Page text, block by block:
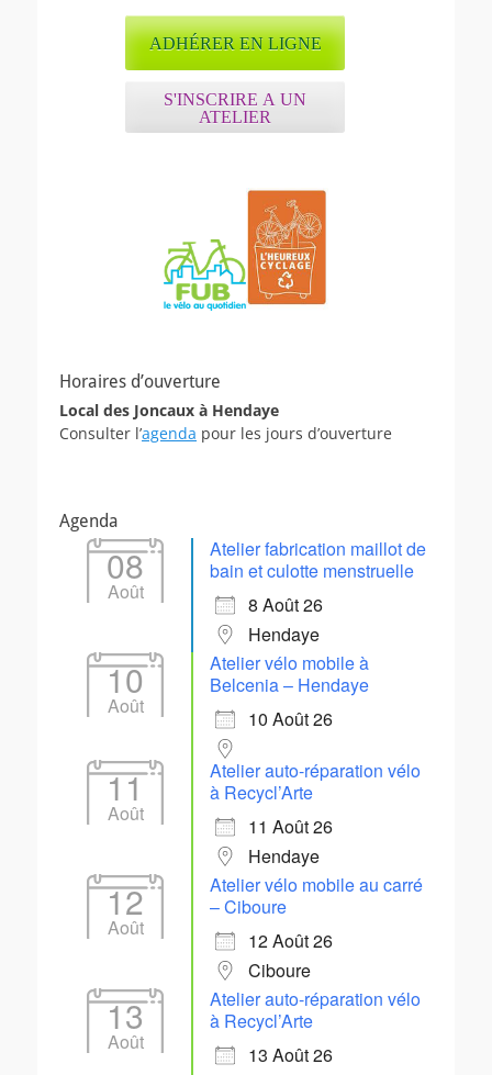
ADHÉRER EN LIGNE
S'INSCRIRE A UN
ATELIER
Horaires d’ouverture
Local des Joncaux à Hendaye
Consulter l’agenda pour les jours d’ouverture
Agenda
08
Août
Atelier fabrication maillot de
bain et culotte menstruelle
8 Août 26
Hendaye
10
Août
Atelier vélo mobile à
Belcenia – Hendaye
10 Août 26
11
Août
Atelier auto-réparation vélo
à Recycl’Arte
11 Août 26
Hendaye
12
Août
Atelier vélo mobile au carré
– Ciboure
12 Août 26
Ciboure
13
Août
Atelier auto-réparation vélo
à Recycl’Arte
13 Août 26